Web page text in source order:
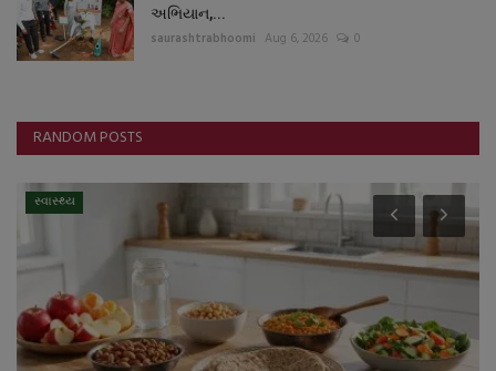
અભિયાન,...
saurashtrabhoomi Aug 6, 2026 0
RANDOM POSTS
સ્વાસ્થ્ય